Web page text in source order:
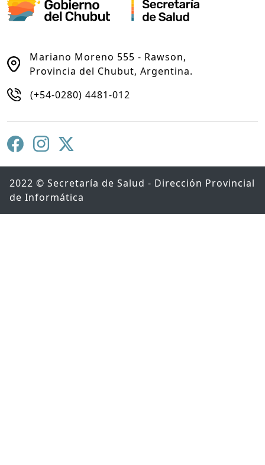
Mariano Moreno 555 - Rawson,
Provincia del Chubut, Argentina.
(+54-0280) 4481-012
2022 © Secretaría de Salud - Dirección Provincial
de Informática